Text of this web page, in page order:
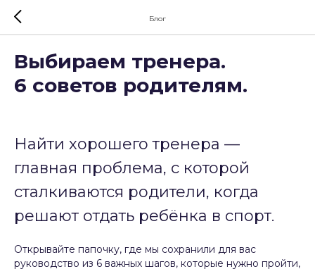
Блог
Выбираем тренера.
6 советов родителям.
Найти хорошего тренера —
главная проблема, с которой
сталкиваются родители, когда
решают отдать ребёнка в спорт.
Открывайте папочку, где мы сохранили для вас
руководство из 6 важных шагов, которые нужно пройти,